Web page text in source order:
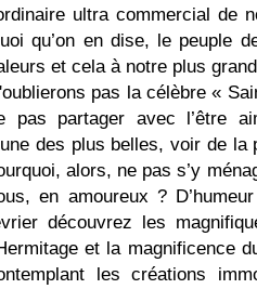
ultra commercial de
qu’on en dise, le peuple
et cela à notre plus
pas la célèbre «
pas partager avec l’être
des plus belles, voir de
alors, ne pas s’y
en amoureux ?
découvrez les
et la magnificence
les créations